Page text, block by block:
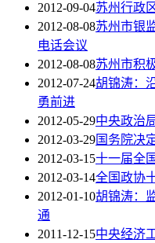
2012-09-04苏州行政
2012-08-08苏州市银
电话会议
2012-08-08苏州市积
2012-07-24胡锦涛：
勇前进
2012-05-29中央政治
2012-03-29国务院决
2012-03-15十一届全
2012-03-14全国政协
2012-01-10胡锦涛：
通
2011-12-15中央经济